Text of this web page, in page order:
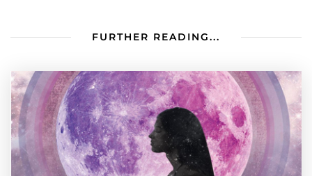
FURTHER READING...